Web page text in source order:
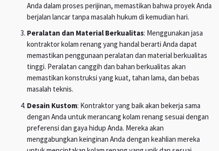
Anda dalam proses perijinan, memastikan bahwa proyek Anda
berjalan lancar tanpa masalah hukum di kemudian hari.
Peralatan dan Material Berkualitas: Menggunakan jasa
kontraktor kolam renang yang handal berarti Anda dapat
memastikan penggunaan peralatan dan material berkualitas
tinggi. Peralatan canggih dan bahan berkualitas akan
memastikan konstruksi yang kuat, tahan lama, dan bebas
masalah teknis.
Desain Kustom: Kontraktor yang baik akan bekerja sama
dengan Anda untuk merancang kolam renang sesuai dengan
preferensi dan gaya hidup Anda. Mereka akan
menggabungkan keinginan Anda dengan keahlian mereka